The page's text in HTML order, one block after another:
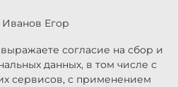
Иванов Егор
согласие на сбор и
данных, в том числе с
сервисов, с применением